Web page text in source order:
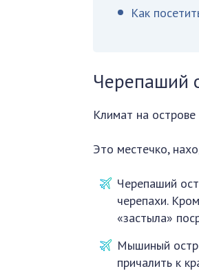
Как
Черепаший
Климат на
Это местечко,
Черепаший
черепахи.
«застыла»
Мышиный
причалить к